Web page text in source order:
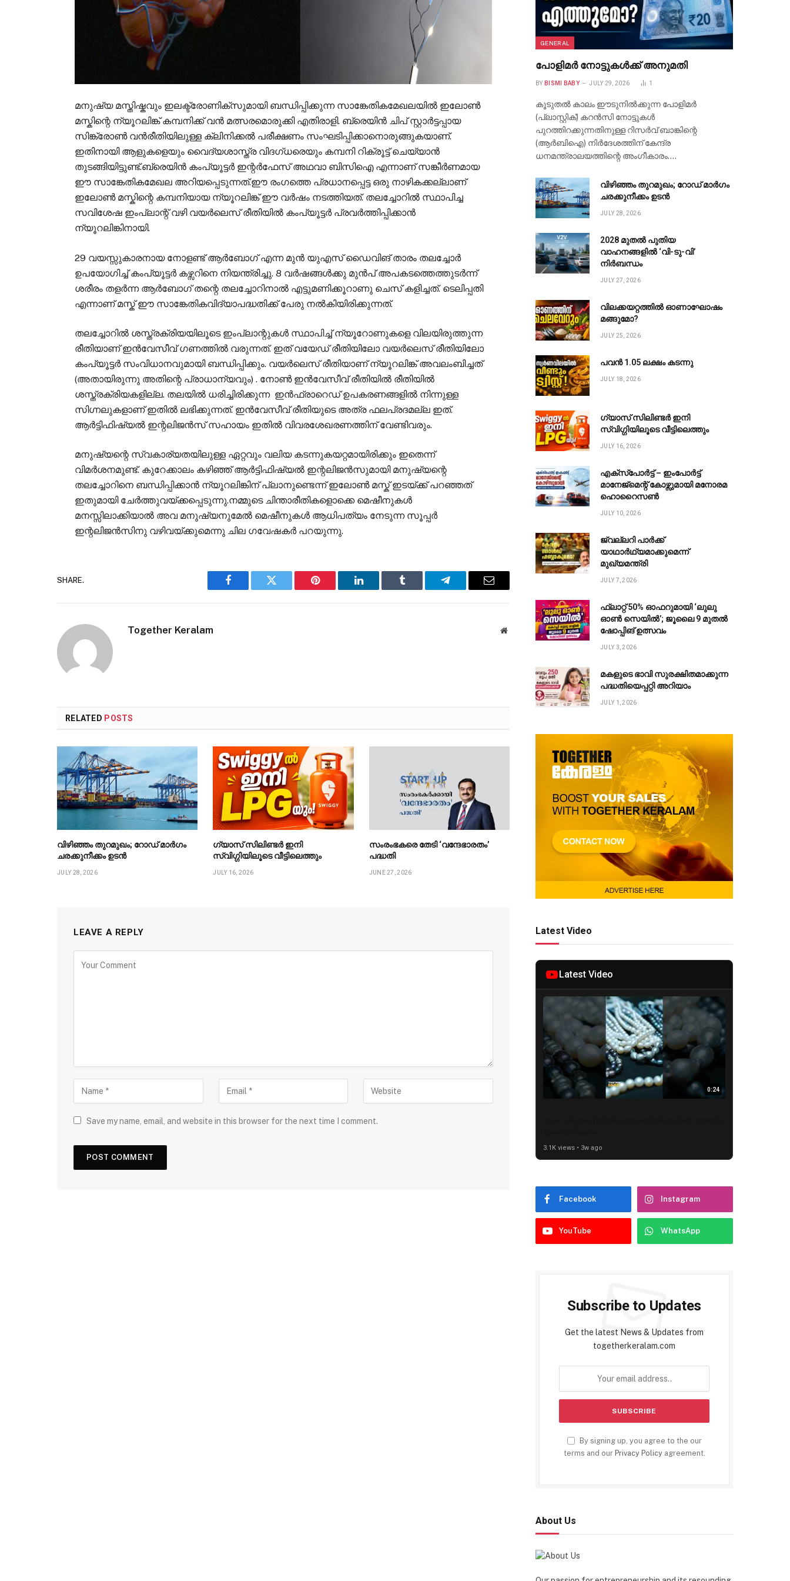
മനുഷ്യ മസ്തിഷ്കവും ഇലക്ട്രോണിക്സുമായി ബന്ധിപ്പിക്കുന്ന സാങ്കേതികമേഖലയിൽ ഇലോൺ
മസ്കിന്റെ ന്യൂറലിങ്ക് കമ്പനിക്ക് വൻ മത്സരമൊരുക്കി എതിരാളി. ബ്രെയിൻ ചിപ് സ്റ്റാർട്ടപ്പായ
സിങ്ക്രോൺ വൻരീതിയിലുള്ള ക്ലിനിക്കൽ പരീക്ഷണം സംഘടിപ്പിക്കാനൊരുങ്ങുകയാണ്.
ഇതിനായി ആളുകളെയും വൈദ്യശാസ്ത്ര വിദഗ്ധരെയും കമ്പനി റിക്രൂട്ട് ചെയ്യാൻ
തുടങ്ങിയിട്ടുണ്ട്.ബ്രെയിൻ കംപ്യൂട്ടർ ഇന്റർഫേസ് അഥവാ ബിസിഐ എന്നാണ് സങ്കീർണമായ
ഈ സാങ്കേതികമേഖല അറിയപ്പെടുന്നത്.ഈ രംഗത്തെ പ്രധാനപ്പെട്ട ഒരു നാഴികക്കല്ലാണ്
ഇലോൺ മസ്കിന്റെ കമ്പനിയായ ന്യൂറലിങ്ക് ഈ വർഷം നടത്തിയത്. തലച്ചോറിൽ സ്ഥാപിച്ച
സവിശേഷ ഇംപ്ലാന്റ് വഴി വയർലെസ് രീതിയിൽ കംപ്യൂട്ടർ പ്രവർത്തിപ്പിക്കാൻ
ന്യൂറലിങ്കിനായി.
29 വയസ്സുകാരനായ നോളണ്ട് ആർബോഗ് എന്ന മുൻ യുഎസ് ഡൈവിങ് താരം തലച്ചോർ
ഉപയോഗിച്ച് കംപ്യൂട്ടർ കഴ്സറിനെ നിയന്ത്രിച്ചു. 8 വർഷങ്ങൾക്കു മുൻപ് അപകടത്തെത്തുടർന്ന്
ശരീരം തളർന്ന ആർബോഗ് തന്റെ തലച്ചോറിനാൽ എട്ടുമണിക്കൂറാണു ചെസ് കളിച്ചത്. ടെലിപ്പതി
എന്നാണ് മസ്ക് ഈ സാങ്കേതികവിദ്യാപദ്ധതിക്ക് പേരു നൽകിയിരിക്കുന്നത്.
തലച്ചോറിൽ ശസ്ത്രക്രിയയിലൂടെ ഇംപ്ലാന്റുകൾ സ്ഥാപിച്ച് ന്യൂറോണുകളെ വിലയിരുത്തുന്ന
രീതിയാണ് ഇൻവേസീവ് ഗണത്തിൽ വരുന്നത്. ഇത് വയേഡ് രീതിയിലോ വയർലെസ് രീതിയിലോ
കംപ്യൂട്ടർ സംവിധാനവുമായി ബന്ധിപ്പിക്കും. വയർലെസ് രീതിയാണ് ന്യൂറലിങ്ക് അവലംബിച്ചത്
(അതായിരുന്നു അതിന്റെ പ്രാധാന്യവും) . നോൺ ഇൻവേസീവ് രീതിയിൽ രീതിയിൽ
ശസ്ത്രക്രിയകളില്ല. തലയിൽ ധരിച്ചിരിക്കുന്ന ഇൻഫ്രാറെഡ് ഉപകരണങ്ങളിൽ നിന്നുള്ള
സിഗ്നലുകളാണ് ഇതിൽ ലഭിക്കുന്നത്. ഇൻവേസീവ് രീതിയുടെ അത്ര ഫലപ്രദമല്ല ഇത്.
ആർട്ടിഫിഷ്യൽ ഇന്റലിജൻസ് സഹായം ഇതിൽ വിവരശേഖരണത്തിന് വേണ്ടിവരും.
മനുഷ്യന്റെ സ്വകാര്യതയിലുള്ള ഏറ്റവും വലിയ കടന്നുകയറ്റമായിരിക്കും ഇതെന്ന്
വിമർശനമുണ്ട്. കുറേക്കാലം കഴി‍‍ഞ്ഞ് ആർട്ടിഫിഷ്യൽ ഇന്റലിജൻസുമായി മനുഷ്യന്റെ
തലച്ചോറിനെ ബന്ധിപ്പിക്കാൻ ന്യൂറലിങ്കിന് പ്ലാനുണ്ടെന്ന് ഇലോൺ മസ്ക് ഇടയ്ക്ക് പറഞ്ഞത്
ഇതുമായി ചേർത്തുവയ്ക്കപ്പെടുന്നു.നമ്മുടെ ചിന്താരീതികളൊക്കെ മെഷീനുകൾ
മനസ്സിലാക്കിയാൽ അവ മനുഷ്യനുമേൽ മെഷീനുകൾ ആധിപത്യം നേടുന്ന സൂപ്പർ
ഇന്റലിജൻസിനു വഴിവയ്ക്കുമെന്നു ചില ഗവേഷകർ പറയുന്നു.
SHARE.
Facebook Twitter Pinterest LinkedIn Tumblr Telegram Email
Together Keralam Website
RELATED POSTS
വിഴിഞ്ഞം തുറമുഖം; റോഡ് മാർഗം
ചരക്കുനീക്കം ഉടൻ
JULY 28, 2026
ഗ്യാസ് സിലിണ്ടർ ഇനി
സ്വിഗ്ഗിയിലൂടെ വീട്ടിലെത്തും
JULY 16, 2026
സംരംഭകരെ തേടി ‘വന്ദേഭാരതം’
പദ്ധതി
JUNE 27, 2026
LEAVE A REPLY
Save my name, email, and website in this browser for the next time I comment.
GENERAL
പോളിമർ നോട്ടുകൾക്ക് അനുമതി
BY BISMI BABY JULY 29, 2026 1
കൂടുതൽ കാലം ഈടുനിൽക്കുന്ന പോളിമർ
(പ്ലാസ്റ്റിക്) കറൻസി നോട്ടുകൾ
പുറത്തിറക്കുന്നതിനുള്ള റിസർവ് ബാങ്കിന്റെ
(ആർബിഐ) നിർദേശത്തിന് കേന്ദ്ര
ധനമന്ത്രാലയത്തിന്റെ അംഗീകാരം.…
വിഴിഞ്ഞം തുറമുഖം; റോഡ് മാർഗം
ചരക്കുനീക്കം ഉടൻ
JULY 28, 2026
2028 മുതൽ പുതിയ
വാഹനങ്ങളിൽ ‘വി-ടു-വി’
നിർബന്ധം
JULY 27, 2026
വിലക്കയറ്റത്തിൽ ഓണാഘോഷം
മങ്ങുമോ?
JULY 25, 2026
പവൻ ₹1.05 ലക്ഷം കടന്നു
JULY 18, 2026
ഗ്യാസ് സിലിണ്ടർ ഇനി
സ്വിഗ്ഗിയിലൂടെ വീട്ടിലെത്തും
JULY 16, 2026
എക്സ്പോർട്ട് – ഇംപോർട്ട്
മാനേജ്മെന്റ് കോഴ്സുമായി മനോരമ
ഹൊറൈസൺ
JULY 10, 2026
ജ്വല്ലറി പാർക്ക്
യാഥാർഥ്യമാക്കുമെന്ന്
മുഖ്യമന്ത്രി
JULY 7, 2026
ഫ്ലാറ്റ് 50% ഓഫറുമായി ‘ലുലു
ഓൺ സെയിൽ’; ജൂലൈ 9 മുതൽ
ഷോപ്പിങ് ഉത്സവം
JULY 3, 2026
മകളുടെ ഭാവി സുരക്ഷിതമാക്കുന്ന
പദ്ധതിയെപ്പറ്റി അറിയാം
JULY 1, 2026
Latest Video
Latest Video
0:24
3.1K views • 3w ago
Facebook Instagram
YouTube WhatsApp
Subscribe to Updates
Get the latest News & Updates from
togetherkeralam.com
By signing up, you agree to the our
terms and our Privacy Policyagreement.
About Us